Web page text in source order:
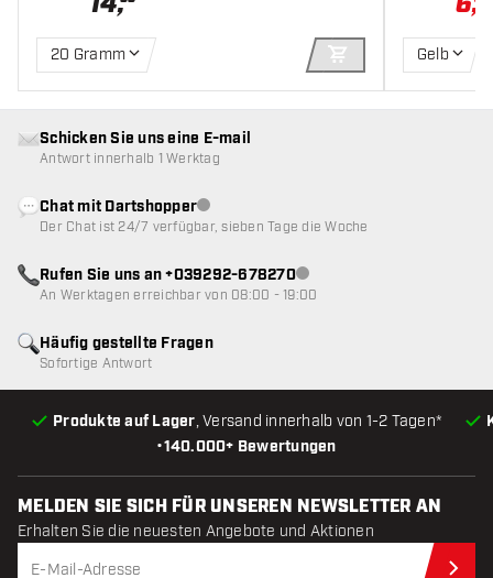
20 Gramm
IN DEN
Gelb
•140.000+ Bewertungen
Produkte auf Lager, Versand innerhalb von 1-2 Tagen*
Häufig gestellte Fragen
Sofortige Antwort
Schicken Sie uns eine E-mail
Antwort innerhalb 1 Werktag
Chat mit DartshopperKundenservice nicht verfügbar
Der Chat ist 24/7 verfügbar, sieben Tage die Woche
Rufen Sie uns an +039292-678270Kundenservice nicht
An Werktagen erreichbar von 08:00 - 19:00
MELDEN SIE SICH FÜR UNSEREN NEWSLETTER AN
Erhalten Sie die neuesten Angebote und Aktionen